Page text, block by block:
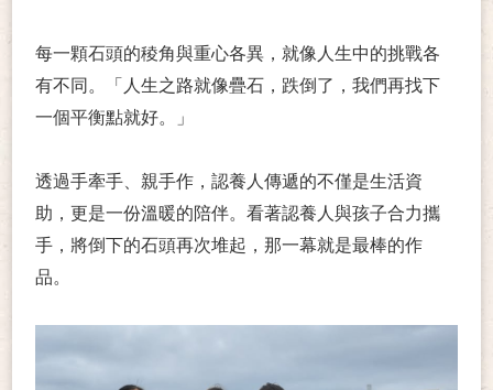
每一顆石頭的稜角與重心各異，就像人生中的挑戰各
有不同。「人生之路就像疊石，跌倒了，我們再找下
一個平衡點就好。」
透過手牽手、親手作，認養人傳遞的不僅是生活資
助，更是一份溫暖的陪伴。看著認養人與孩子合力攜
手，將倒下的石頭再次堆起，那一幕就是最棒的作
品。